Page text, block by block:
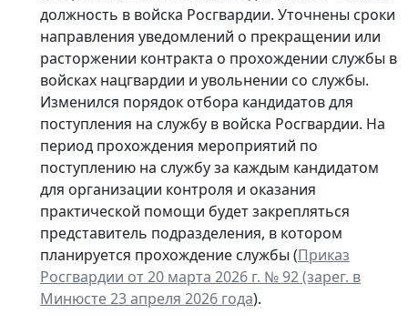
должность в войска Росгвардии. Уточнены сроки
направления уведомлений о прекращении или
расторжении контракта о прохождении службы в
войсках нацгвардии и увольнении со службы.
Изменился порядок отбора кандидатов для
поступления на службу в войска Росгвардии. На
период прохождения мероприятий по
поступлению на службу за каждым кандидатом
для организации контроля и оказания
практической помощи будет закрепляться
представитель подразделения, в котором
планируется прохождение службы (Приказ
Росгвардии от 20 марта 2026 г. № 92 (зарег. в
Минюсте 23 апреля 2026 года).